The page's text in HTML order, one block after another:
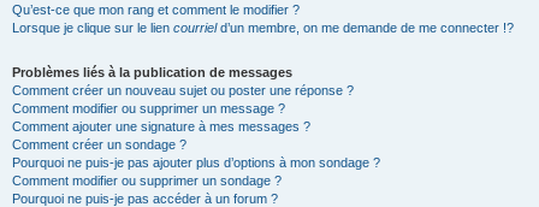
Qu’est-ce que mon rang et comment le modifier ?
Lorsque je clique sur le lien courrield’un membre, on me demande de me connecter !?
Problèmes liés à la publication de messages
Comment créer un nouveau sujet ou poster une réponse ?
Comment modifier ou supprimer un message ?
Comment ajouter une signature à mes messages ?
Comment créer un sondage ?
Pourquoi ne puis-je pas ajouter plus d’options à mon sondage ?
Comment modifier ou supprimer un sondage ?
Pourquoi ne puis-je pas accéder à un forum ?